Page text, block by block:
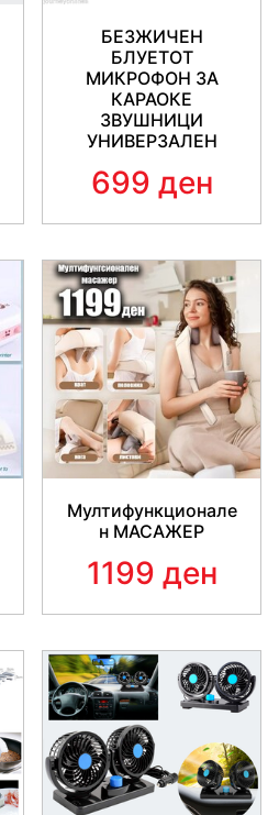
БЕЗЖИЧЕН
БЛУЕТОТ
МИКРОФОН ЗА
КАРАОКЕ
ЗВУШНИЦИ
УНИВЕРЗАЛЕН
699 ден
Мултифункционале
н МАСАЖЕР
1199 ден